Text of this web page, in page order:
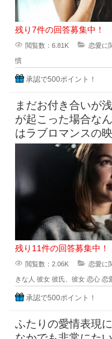
残り7件の回答募集中！
閲覧数：6.81K 恋愛に
慣
承認で500ポイント！
まだお付き合いが
が起こった場合な
はラブロマンスの
映中には思ったい
残り11件の回答募集中！
閲覧数：2.06K 恋愛に
きな人 彼女 彼氏、彼女 恋心 恋
承認で500ポイント！
ふたりの愛情表現